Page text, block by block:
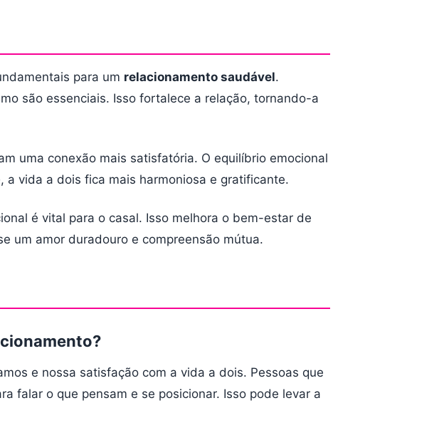
para um relacionamento saudável.
são essenciais. Isso fortalece a relação, tornando-a
uma conexão mais satisfatória. O equilíbrio emocional
a vida a dois fica mais harmoniosa e gratificante.
é vital para o casal. Isso melhora o bem-estar de
um amor duradouro e compreensão mútua.
e nossa satisfação com a vida a dois. Pessoas que
falar o que pensam e se posicionar. Isso pode levar a